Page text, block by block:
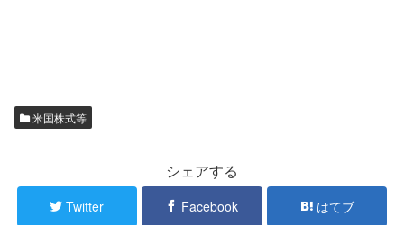
米国株式等
シェアする
Twitter Facebook はてブ